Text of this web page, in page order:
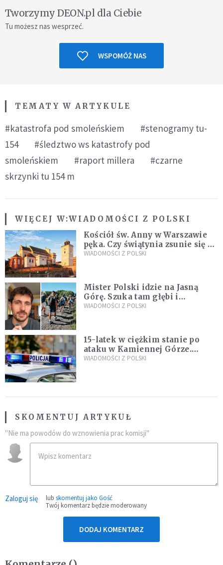
Tworzymy DEON.pl dla Ciebie
Tu możesz nas wesprzeć.
WSPOMÓŻ NAS
TEMATY W ARTYKULE
#katastrofa pod smoleńskiem
#stenogramy tu-
154
#śledztwo ws katastrofy pod
smoleńskiem
#raport millera
#czarne
skrzynki tu 154 m
WIĘCEJ W:WIADOMOŚCI Z POLSKI
Kościół św. Anny w Warszawie
pęka. Czy świątynia zsunie się ze
skarpy?
WIADOMOŚCI Z POLSKI
Mister Polski idzie na Jasną
Górę. Szuka tam głębi i
spotkania
WIADOMOŚCI Z POLSKI
15-latek w ciężkim stanie po
ataku w Kamiennej Górze.
Policja zatrzymała dwóch
WIADOMOŚCI Z POLSKI
SKOMENTUJ ARTYKUŁ
"Nie ma powodów do wznowienia prac komisji"
Zaloguj się lub skomentuj jako Gość
Twój komentarz będzie moderowany
DODAJ KOMENTARZ